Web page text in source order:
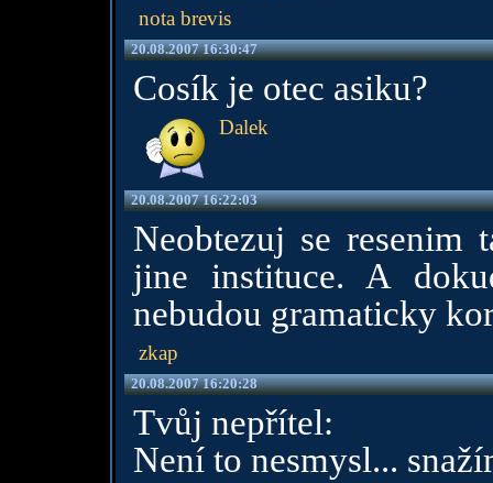
nota brevis
20.08.2007 16:30:47
Cosík je otec asiku?
Dalek
20.08.2007 16:22:03
Neobtezuj se resenim
jine instituce. A
nebudou gramaticky
zkap
20.08.2007 16:20:28
Tvůj nepřítel:
Není to nesmysl...